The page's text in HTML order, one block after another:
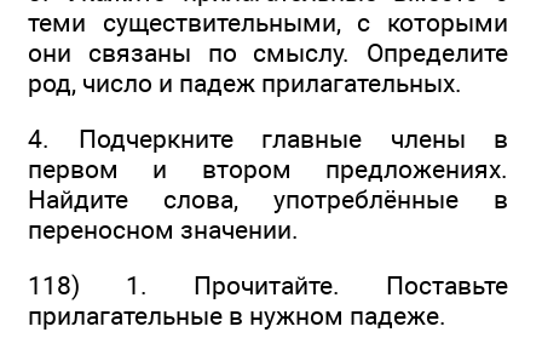
теми существительными, с которыми
они связаны по смыслу. Определите
род, число и падеж прилагательных.
4. Подчеркните главные члены в
первом и втором предложениях.
Найдите слова, употреблённые в
переносном значении.
118) 1. Прочитайте. Поставьте
прилагательные в нужном падеже.